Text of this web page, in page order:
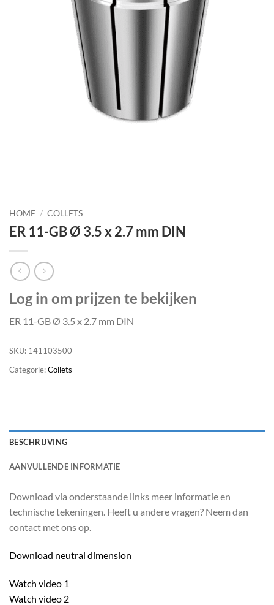
HOME / COLLETS
ER 11-GB Ø 3.5 x 2.7 mm DIN
Log in om prijzen te bekijken
ER 11-GB Ø 3.5 x 2.7 mm DIN
SKU: 141103500
Categorie:Collets
BESCHRIJVING
AANVULLENDE INFORMATIE
Download via onderstaande links meer informatie en
technische tekeningen. Heeft u andere vragen? Neem dan
contact met ons op.
Download neutral dimension
Watch video 1
Watch video 2